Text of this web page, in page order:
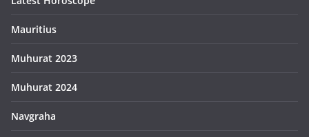
Mauritius
Muhurat 2023
Muhurat 2024
Navgraha